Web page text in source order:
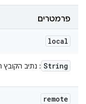
פרמטרים
local
String : נתיב הקובץ
remote